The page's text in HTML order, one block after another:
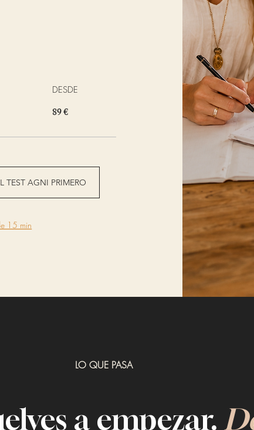
DESDE
89 €
TEST AGNI PRIMERO
15 min
LO QUE PASA
a empezar.